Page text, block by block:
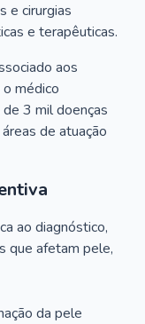
e cirurgias
e terapêuticas.
aos
médico
3 mil doenças
de atuação
ao diagnóstico,
que afetam pele,
da pele